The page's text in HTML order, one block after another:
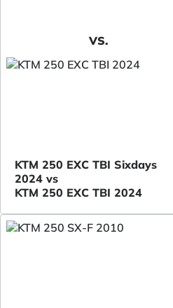
VS.
KTM 250 EXC TBI Sixdays
2024 vs
KTM 250 EXC TBI 2024